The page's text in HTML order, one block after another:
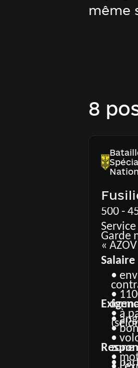
même
8
500 -
Garde
«
Salaire
•
•
• à
•
•
•
zone
•
•